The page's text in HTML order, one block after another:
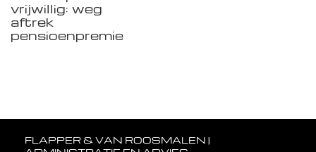
vrijwillig: weg
aftrek
pensioenpremie
FLAPPER & VAN ROOSMALEN |